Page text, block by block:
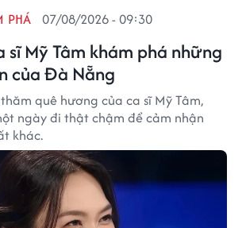
sĩ Mỹ Tâm khám phá những
của Đà Nẵng
PHÁ 07/08/2026 - 09:30
quê hương của ca sĩ Mỹ Tâm,
ngày đi thật chậm để cảm nhận
khác.